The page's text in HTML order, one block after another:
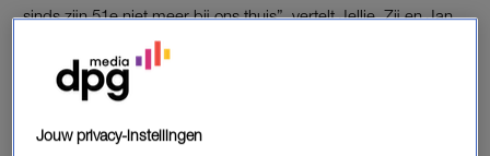
sinds zijn 51e niet meer bij ons thuis”, vertelt Jellie. Zij en Jan
hebben twee dochters: Ymke (22) en Janne (19), die pas 11
en 14 jaar oud zijn wanneer hun vader in een verpleeghuis
terechtkomt. “Achteraf realiseerden we dat hij al vanaf 2010
Jouw privacy-instellingen